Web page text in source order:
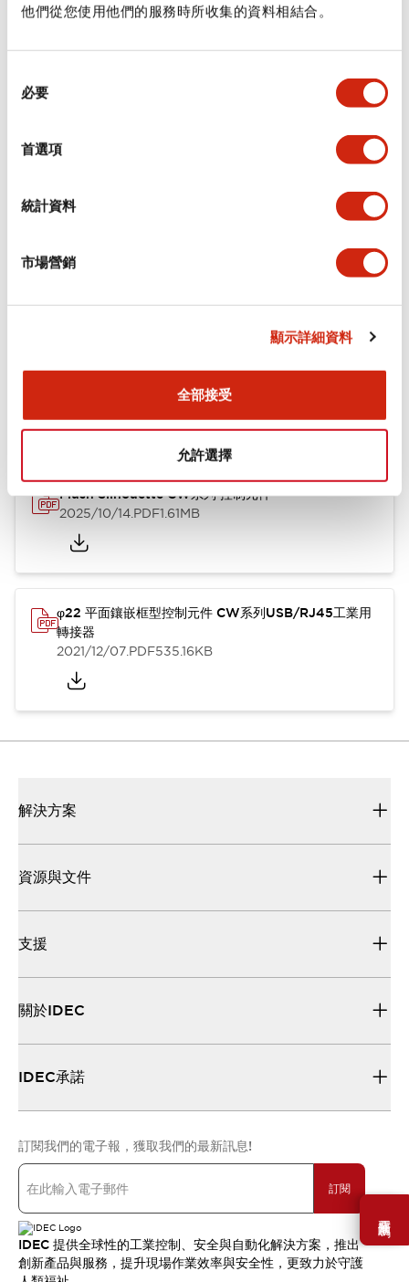
他們從您使用他們的服務時所收集的資料相結合。
必要
首選項
統計資料
市場營銷
顯示詳細資料
全部接受
允許選擇
需要幫助嗎？
規格
審美規範
環境規範
功能規格
機械規格
型錄和宣傳手冊 認證與標準
Flush Silhouette CW系列 控制元件
2025/10/14.PDF1.61MB
φ22 平面鑲嵌框型控制元件 CW系列USB/RJ45工業用
轉接器
2021/12/07.PDF535.16KB
解決方案
資源與文件
支援
關於IDEC
IDEC承諾
訂閱我們的電子報，獲取我們的最新訊息!
訂閱
IDEC 提供全球性的工業控制、安全與自動化解決方案，推出
創新產品與服務，提升現場作業效率與安全性，更致力於守護